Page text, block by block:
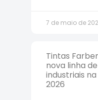
7 de maio de
Tintas
nova linha
industriais
2026